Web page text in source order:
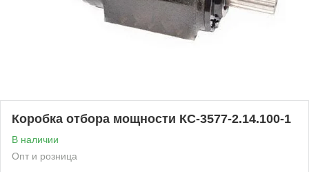
Коробка отбора мощности КС-3577-2.14.100-1
В наличии
Опт и розница